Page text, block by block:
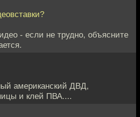
- если не трудно, объясните
американский ДВД,
и клей ПВА....